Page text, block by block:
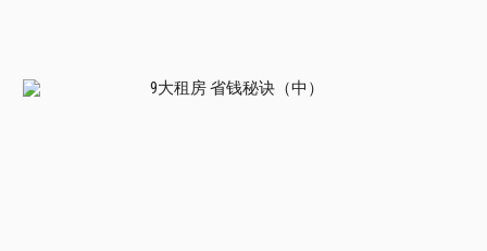
9大租房 省钱秘诀（中）